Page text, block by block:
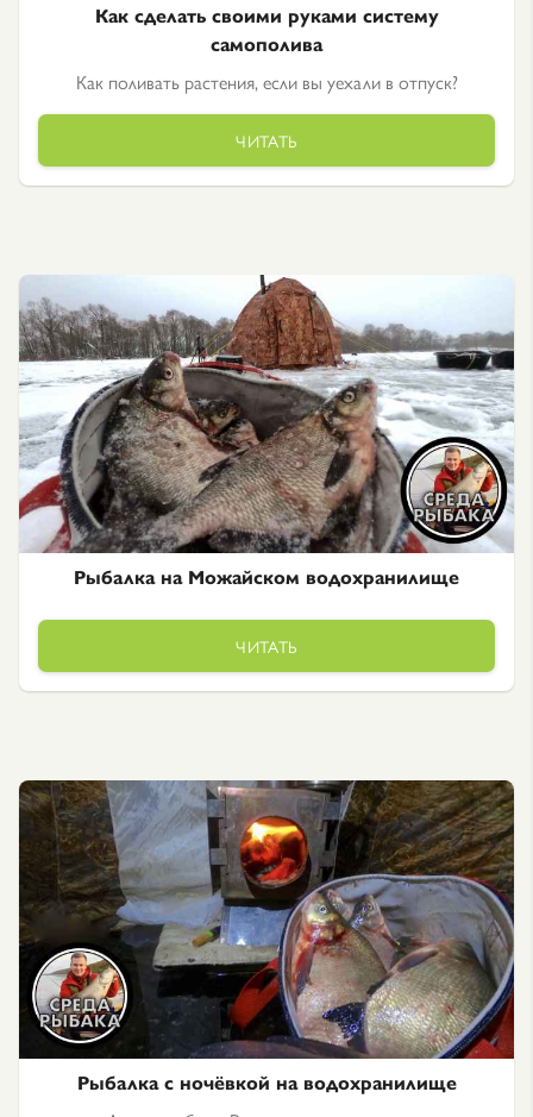
Как сделать своими руками систему
самополива
Как поливать растения, если вы уехали в отпуск?
ЧИТАТЬ
Рыбалка на Можайском водохранилище
ЧИТАТЬ
Рыбалка с ночёвкой на водохранилище